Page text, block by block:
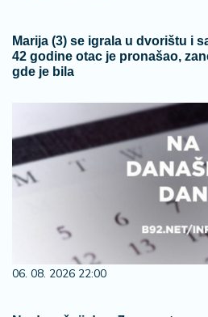
Marija (3) se igrala u dvorištu i
42 godine otac je pronašao,
gde je bila
06. 08. 2026 22:00